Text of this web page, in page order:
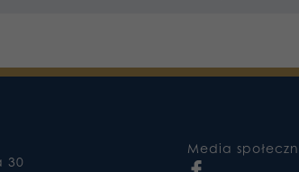
30
Media